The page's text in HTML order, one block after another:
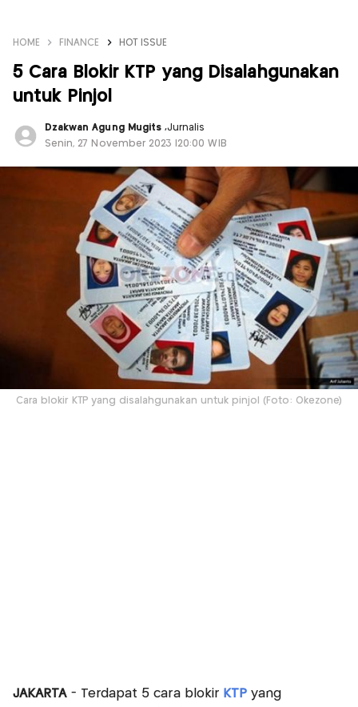
HOME FINANCE HOT ISSUE
5 Cara Blokir KTP yang Disalahgunakan
untuk Pinjol
Dzakwan Agung Mugits,Jurnalis
Senin, 27 November 2023 |20:00 WIB
Cara blokir KTP yang disalahgunakan untuk pinjol (Foto: Okezone)
JAKARTA - Terdapat 5 cara blokir KTP yang